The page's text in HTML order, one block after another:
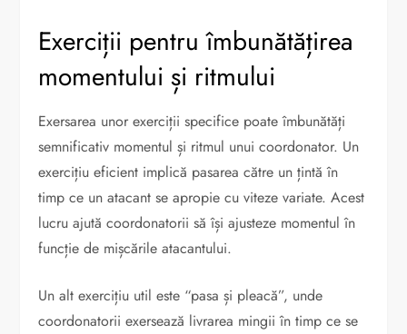
Exerciții pentru îmbunătățirea
momentului și ritmului
Exersarea unor exerciții specifice poate îmbunătăți
semnificativ momentul și ritmul unui coordonator. Un
exercițiu eficient implică pasarea către un țintă în
timp ce un atacant se apropie cu viteze variate. Acest
lucru ajută coordonatorii să își ajusteze momentul în
funcție de mișcările atacantului.
Un alt exercițiu util este “pasa și pleacă”, unde
coordonatorii exersează livrarea mingii în timp ce se